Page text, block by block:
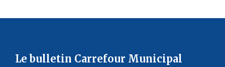
Le bulletin Carrefour Municipal